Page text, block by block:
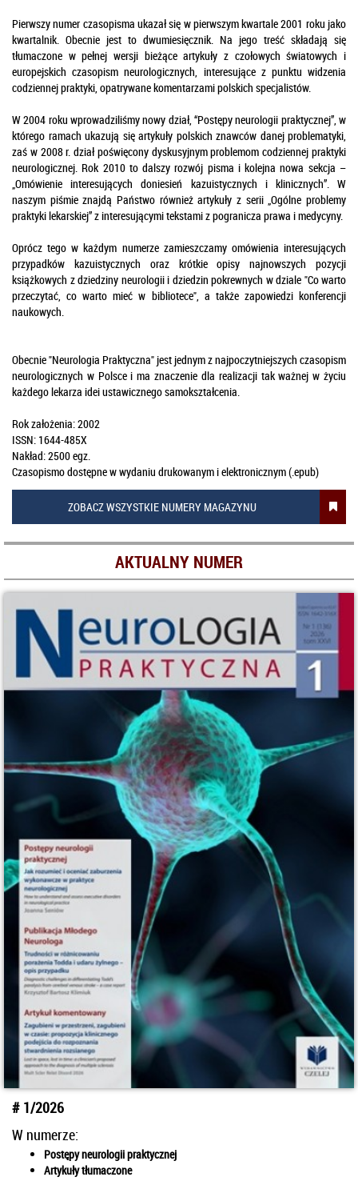
Pierwszy numer czasopisma ukazał się w pierwszym kwartale 2001 roku jako
kwartalnik. Obecnie jest to dwumiesięcznik. Na jego treść składają się
tłumaczone w pełnej wersji bieżące artykuły z czołowych światowych i
europejskich czasopism neurologicznych, interesujące z punktu widzenia
codziennej praktyki, opatrywane komentarzami polskich specjalistów.
W 2004 roku wprowadziliśmy nowy dział, “Postępy neurologii praktycznej”, w
którego ramach ukazują się artykuły polskich znawców danej problematyki,
zaś w 2008 r. dział poświęcony dyskusyjnym problemom codziennej praktyki
neurologicznej. Rok 2010 to dalszy rozwój pisma i kolejna nowa sekcja –
„Omówienie interesujących doniesień kazuistycznych i klinicznych”. W
naszym piśmie znajdą Państwo również artykuły z serii „Ogólne problemy
praktyki lekarskiej” z interesującymi tekstami z pogranicza prawa i medycyny.
Oprócz tego w każdym numerze zamieszczamy omówienia interesujących
przypadków kazuistycznych oraz krótkie opisy najnowszych pozycji
książkowych z dziedziny neurologii i dziedzin pokrewnych w dziale "Co warto
przeczytać, co warto mieć w bibliotece", a także zapowiedzi konferencji
naukowych.
Obecnie "Neurologia Praktyczna" jest jednym z najpoczytniejszych czasopism
neurologicznych w Polsce i ma znaczenie dla realizacji tak ważnej w życiu
każdego lekarza idei ustawicznego samokształcenia.
Rok założenia: 2002
ISSN: 1644-485X
Nakład: 2500 egz.
Czasopismo dostępne w wydaniu drukowanym i elektronicznym (.epub)
ZOBACZ WSZYSTKIE NUMERY MAGAZYNU
AKTUALNY NUMER
1/2026
W numerze:
Postępy neurologii praktycznej
Artykuły tłumaczone